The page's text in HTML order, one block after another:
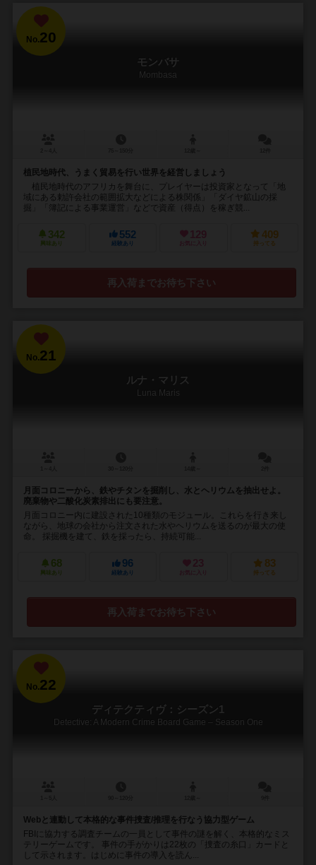
No.20
モンバサ
Mombasa
植民地時代、うまく貿易を行い世界を経営しましょう
植民地時代のアフリカを舞台に、プレイヤーは投資家となって「地
域にある勅許会社の範囲拡大などによる株関係」「ダイヤ鉱山の採
掘」「簿記による事業運営」などで資産（得点）を稼ぎ競...
342
興味あり
552
経験あり
129
お気に入り
409
持ってる
再入荷までお待ち下さい
No.21
ルナ・マリス
Luna Maris
月面コロニーから、鉄やチタンを掘削し、水とヘリウムを抽出せよ。
廃棄物や二酸化炭素排出にも要注意。
月面コロニー内に建設された10種類のモジュール。これらを行き来し
ながら、地球の会社から注文された水やヘリウムを送るのが最大の使
命。 採掘機を建て、鉄を採ったら、持続可能...
68
興味あり
96
経験あり
23
お気に入り
83
持ってる
再入荷までお待ち下さい
No.22
ディテクティヴ：シーズン1
Detective: A Modern Crime Board Game – Season One
Webと連動して本格的な事件捜査/推理を行なう協力型ゲーム
FBIに協力する調査チームの一員として事件の謎を解く、本格的なミス
テリーゲームです。 事件の手がかりは22枚の「捜査の糸口」カードと
して示されます。はじめに事件の導入を読ん...